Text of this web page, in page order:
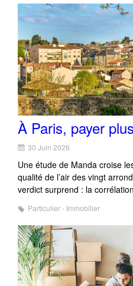
30 Juin 2026
Une étude de Manda croise
qualité de l’air des vingt
verdict surprend : la
Particulier - Immobilier